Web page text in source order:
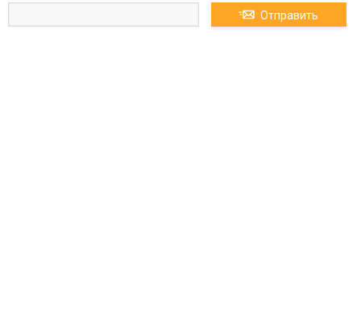
SEMIKRON SKBZ2
VBO50-18NO7 Одн
VBO50-16NO7 Одн
Отправить